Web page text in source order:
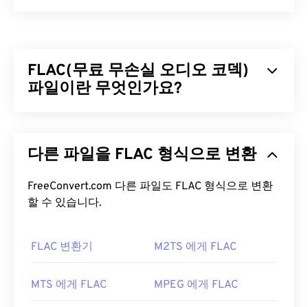
리 사용되는 비디오 컨테이너 형식입니다. 실제로
F4V는 "플래시 비디오"라고도 합니다. F4V 컨테이
대부분의 플랫폼에서 F4V 파일은 기본적으로
Mac OS X 및 Linux/Unix에서 제대로 재생하려면
요.
FLAC(무료 무손실 오디오 코덱)
파일이란 무엇인가요?
"무손실"이라는 단어가 암시하듯이 음질이나 원본
본 크기의 약 50~70%로 압축하는알고리즘을 사용
하여 이를 구현합니다.
FLAC 파일을 어떻게 여나요?
이어입니다. FLAC에 대한 다른 세부 정보로는 특허
다른 파일을 FLAC 형식으로 변환
FreeConvert.com 다른 파일도 FLAC 형식으로 변환
할 수 있습니다.
FLAC 변환기 M2TS 에게 FLAC
MTS 에게 FLAC MPEG 에게 FLAC